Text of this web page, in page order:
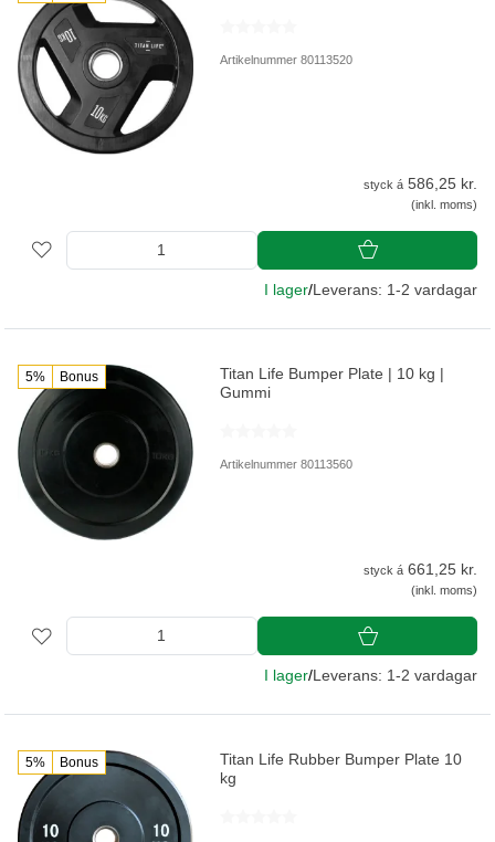
Artikelnummer 80113520
styck á 586,25 kr.
(inkl. moms)
I lager/Leverans: 1-2 vardagar
5% Bonus
Titan Life Bumper Plate | 10 kg |
Gummi
Artikelnummer 80113560
styck á 661,25 kr.
(inkl. moms)
I lager/Leverans: 1-2 vardagar
5% Bonus
Titan Life Rubber Bumper Plate 10
kg